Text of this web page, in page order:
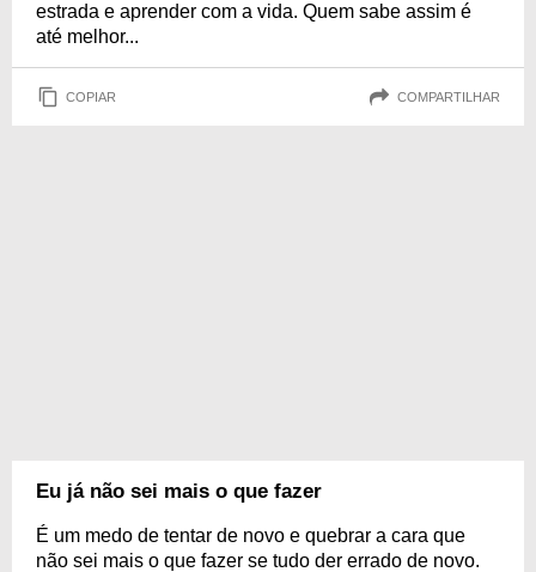
estrada e aprender com a vida. Quem sabe assim é
até melhor...
COPIAR COMPARTILHAR
Eu já não sei mais o que fazer
É um medo de tentar de novo e quebrar a cara que
não sei mais o que fazer se tudo der errado de novo.